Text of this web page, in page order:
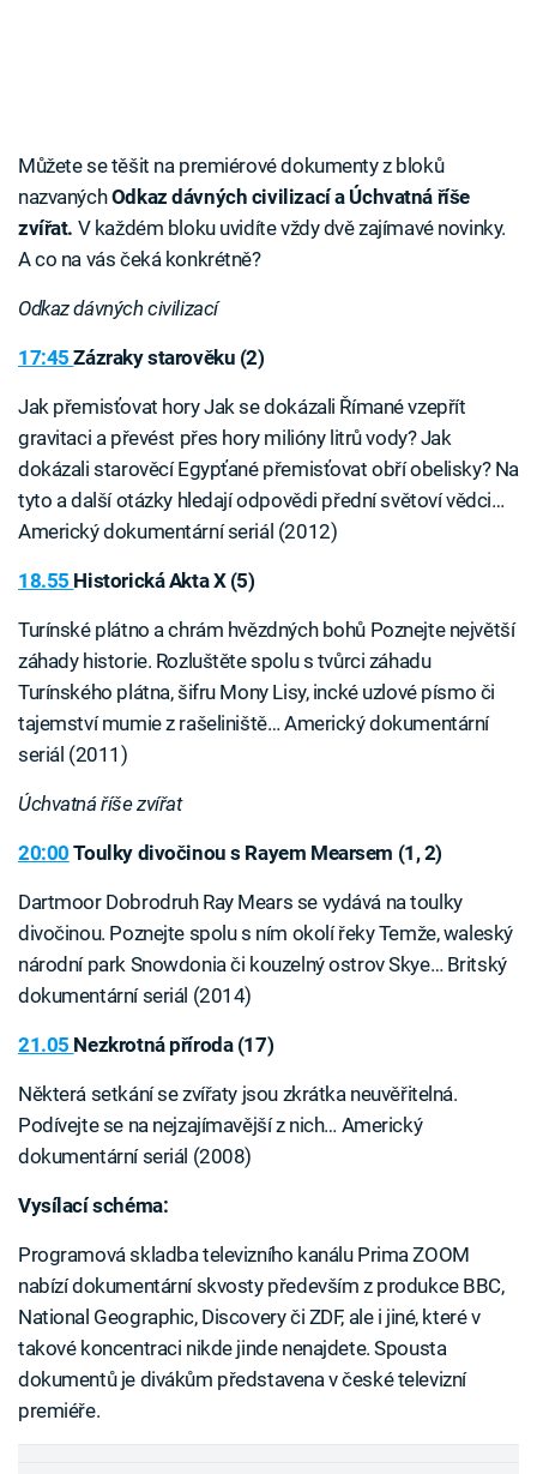
Můžete se těšit na premiérové dokumenty z bloků
nazvanýchOdkaz dávných civilizací a Úchvatná říše
zvířat. V každém bloku uvidíte vždy dvě zajímavé novinky.
A co na vás čeká konkrétně?
Odkaz dávných civilizací
17:45Zázraky starověku (2)
Jak přemisťovat hory Jak se dokázali Římané vzepřít
gravitaci a převést přes hory milióny litrů vody? Jak
dokázali starověcí Egypťané přemisťovat obří obelisky? Na
tyto a další otázky hledají odpovědi přední světoví vědci…
Americký dokumentární seriál (2012)
18.55 Historická Akta X (5)
Turínské plátno a chrám hvězdných bohů Poznejte největší
záhady historie. Rozluštěte spolu s tvůrci záhadu
Turínského plátna, šifru Mony Lisy, incké uzlové písmo či
tajemství mumie z rašeliniště… Americký dokumentární
seriál (2011)
Úchvatná říše zvířat
20:00 Toulky divočinou s Rayem Mearsem (1, 2)
Dartmoor Dobrodruh Ray Mears se vydává na toulky
divočinou. Poznejte spolu s ním okolí řeky Temže, waleský
národní park Snowdonia či kouzelný ostrov Skye… Britský
dokumentární seriál (2014)
21.05 Nezkrotná příroda (17)
Některá setkání se zvířaty jsou zkrátka neuvěřitelná.
Podívejte se na nejzajímavější z nich… Americký
dokumentární seriál (2008)
Vysílací schéma:
Programová skladba televizního kanálu Prima ZOOM
nabízí dokumentární skvosty především z produkce BBC,
National Geographic, Discovery či ZDF, ale i jiné, které v
takové koncentraci nikde jinde nenajdete. Spousta
dokumentů je divákům představena v české televizní
premiéře.